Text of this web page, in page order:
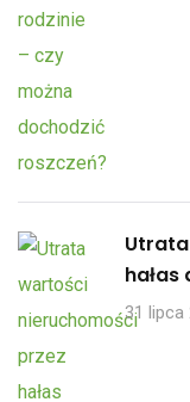
31 lipca